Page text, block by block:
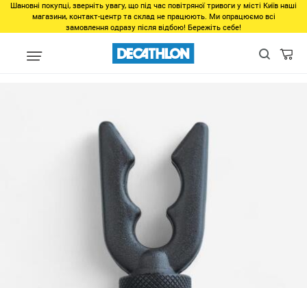
Шановні покупці, зверніть увагу, що під час повітряної тривоги у місті Київ наші
магазини, контакт-центр та склад не працюють. Ми опрацюємо всі
замовлення одразу після відбою! Бережіть себе!
unlinked
ПОДСТАВКА ПОД УДИЛИЩЕ ДЛЯ ЛОВЛИ КАРПА ЗАДНЯЯ